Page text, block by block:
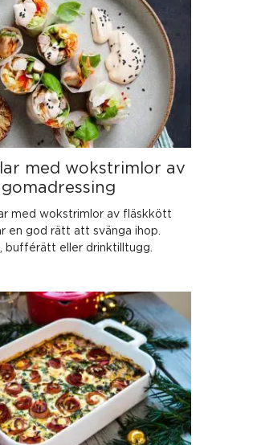
med wokstrimlor av
med wokstrimlor av fläskkött
en god rätt att svänga ihop.
bufférätt eller drinktilltugg.